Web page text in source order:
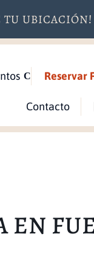
TU UBICACIÓN!
Reservar
Contacto
EN